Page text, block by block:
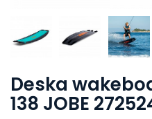
Deska
138 JOBE